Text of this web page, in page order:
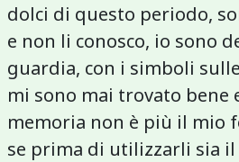
dolci di questo periodo,
e non li conosco, io sono
guardia, con i simboli
mi sono mai trovato bene
memoria non è più il mio
se prima di utilizzarli sia il